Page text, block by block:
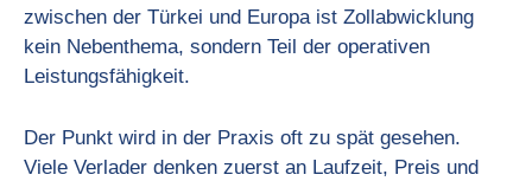
zwischen der Türkei und Europa ist Zollabwicklung
kein Nebenthema, sondern Teil der operativen
Leistungsfähigkeit.
Der Punkt wird in der Praxis oft zu spät gesehen.
Viele Verlader denken zuerst an Laufzeit, Preis und